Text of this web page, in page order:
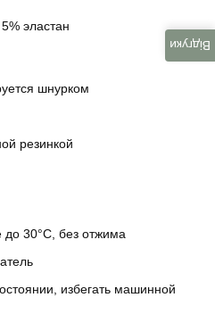
эластан
шнурком
резинкой
до 30°C, без отжима
избегать машинной
Відгуки